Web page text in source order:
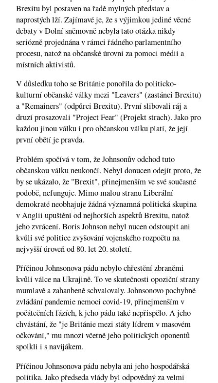
Brexitu byl postaven na řadě mylných představ a
naprostých lží. Zajímavé je, že s výjimkou jediné věcné
debaty v Dolní sněmovně nebyla tato otázka nikdy
seriózně projednána v rámci řádného parlamentního
procesu, natož na občanské úrovni za pomoci médií a
místních aktivistů.
V důsledku toho se Británie ponořila do politicko-
kulturní občanské války mezi "Leavers" (zastánci Brexitu)
a "Remainers" (odpůrci Brexitu). První slibovali ráj a
druzí prosazovali "Project Fear" (Projekt strach). Jako pro
každou jinou válku i pro občanskou válku platí, že její
první obětí je pravda.
Problém spočívá v tom, že Johnsonův odchod tuto
občanskou válku neukončí. Nebyl donucen odejít proto, že
by se ukázalo, že "Brexit", přinejmenším ve své současné
podobě, nefunguje. Mimo malou stranu Liberální
demokraté neobhajuje žádná významná politická skupina
v Anglii upuštění od nejhorších aspektů Brexitu, natož
jeho zvrácení. Boris Johnson nebyl nucen odstoupit ani
kvůli své politice zvyšování vojenského rozpočtu na
nejvyšší úroveň od 80. let 20. století.
Příčinou Johnsonova pádu nebylo chřestění zbraněmi
kvůli válce na Ukrajině. To ve skutečnosti opoziční strany
mumlavě a zahanbeně schvalovaly. Johnsonovo pochybné
zvládání pandemie nemoci covid-19, přinejmenším v
počátečních fázích, k jeho pádu také nepřispělo. A jeho
chvástání, že "je Británie mezi státy lídrem v masovém
očkování," mu mnozí včetně jeho politických oponentů
spolkli i s navijákem.
Příčinou Johnsonova pádu nebyla ani jeho hospodářská
politika. Jako předseda vlády byl odpovědný za velmi